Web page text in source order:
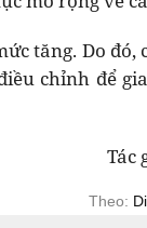
tăng. Do đó,
chỉnh để
Tác
Theo: